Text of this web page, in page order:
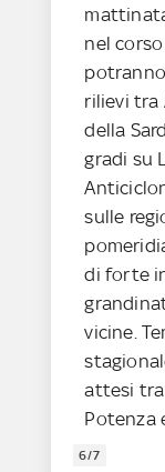
nel
rilievi tra
della
gradi su
sulle
di forte
vicine.
attesi tra
Potenza
6/7